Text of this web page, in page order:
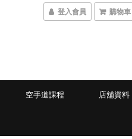
登入會員 購物車
空手道課程 店舖資料